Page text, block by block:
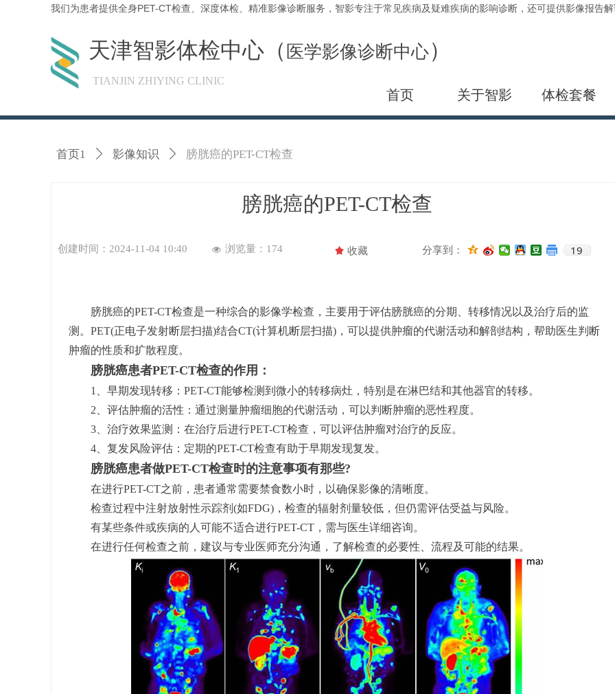
我们为患者提供全身PET-CT检查、深度体检、精准影像诊断服务，智影专注于常见疾病及疑难疾病的影响诊断，还可提供影像报告
首页 关于智影 体检套餐
天津智影体检中心（ 医学影像诊断中心）
TIANJIN ZHIYING CLINIC
膀胱癌的PET-CT检查是一种综合的影像学检查，主要用于评估膀胱癌的分期、转移情况以及治疗后的监
测。PET(正电子发射断层扫描)结合CT(计算机断层扫描)，可以提供肿瘤的代谢活动和解剖结构，帮助医生判断
肿瘤的性质和扩散程度。
膀胱癌患者PET-CT检查的作用：
1、早期发现转移：PET-CT能够检测到微小的转移病灶，特别是在淋巴结和其他器官的转移。
2、评估肿瘤的活性：通过测量肿瘤细胞的代谢活动，可以判断肿瘤的恶性程度。
3、治疗效果监测：在治疗后进行PET-CT检查，可以评估肿瘤对治疗的反应。
4、复发风险评估：定期的PET-CT检查有助于早期发现复发。
膀胱癌患者做PET-CT检查时的注意事项有那些?
在进行PET-CT之前，患者通常需要禁食数小时，以确保影像的清晰度。
检查过程中注射放射性示踪剂(如FDG)，检查的辐射剂量较低，但仍需评估受益与风险。
有某些条件或疾病的人可能不适合进行PET-CT，需与医生详细咨询。
在进行任何检查之前，建议与专业医师充分沟通，了解检查的必要性、流程及可能的结果。
膀胱癌的PET-CT检查
创建时间： 2024-11-04 10:40 넶 浏览量： 174 끄 收藏 分享到： 19
首页1 ꄲ 影像知识 ꄲ 膀胱癌的PET-CT检查